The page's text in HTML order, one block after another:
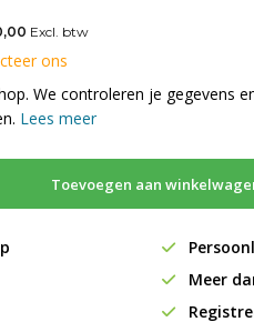
Excl. btw
ons
We controleren je gegevens
Lees meer
Toevoegen aan
Meer